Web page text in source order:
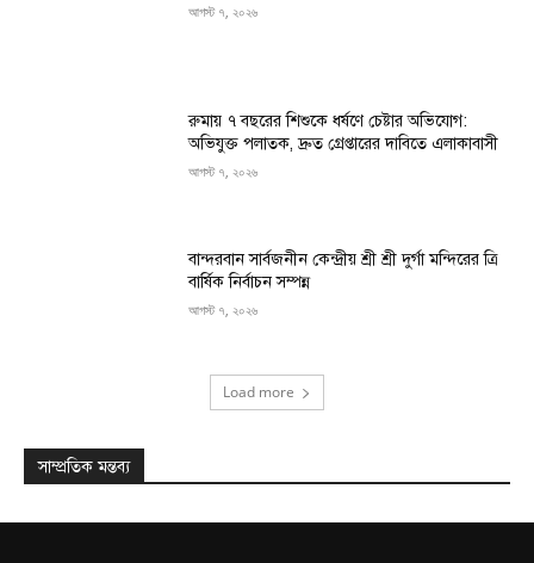
আগস্ট ৭, ২০২৬
রুমায় ৭ বছরের শিশুকে ধর্ষণে চেষ্টার অভিযোগ:
অভিযুক্ত পলাতক, দ্রুত গ্রেপ্তারের দাবিতে এলাকাবাসী
আগস্ট ৭, ২০২৬
বান্দরবান সার্বজনীন কেন্দ্রীয় শ্রী শ্রী দুর্গা মন্দিরের ত্রি
বার্ষিক নির্বাচন সম্পন্ন
আগস্ট ৭, ২০২৬
Load more
সাম্প্রতিক মন্তব্য